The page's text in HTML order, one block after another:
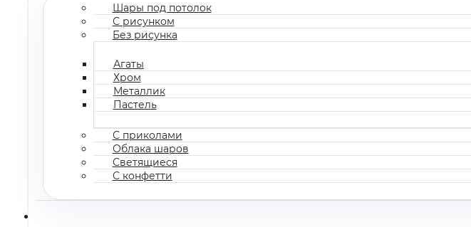
Шары под потолок
С рисунком
Без рисунка
Агаты
Хром
Металлик
Пастель
С приколами
Облака шаров
Светящиеся
С конфетти